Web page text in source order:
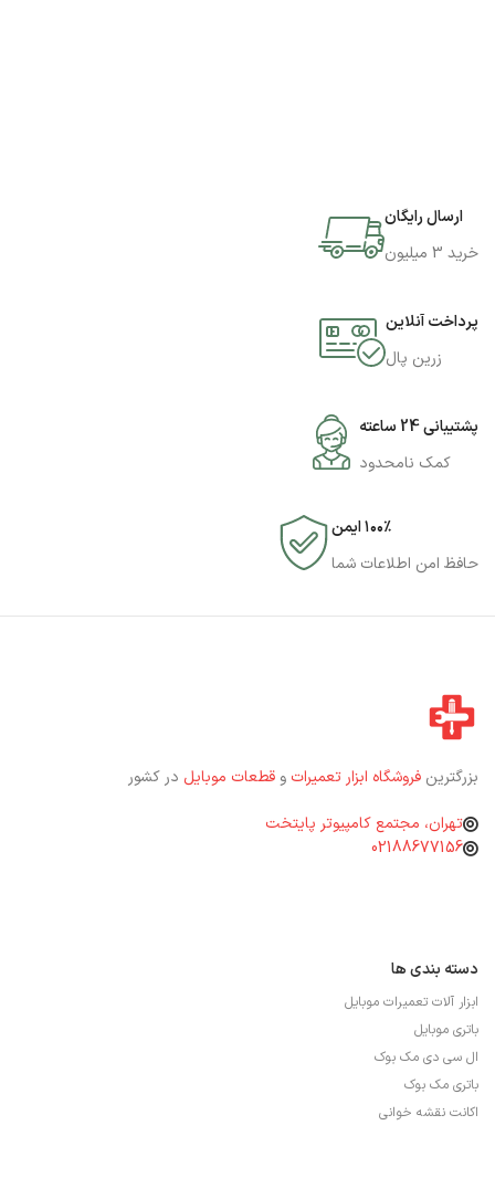
ارسال رایگان
خرید 3 میلیون
پرداخت آنلاین
زرین پال
پشتیبانی 24 ساعته
کمک نامحدود
۱۰۰٪ ایمن
حافظ امن اطلاعات شما
بزرگترین فروشگاه ابزار تعمیرات و قطعات موبایل در کشور
تهران، مجتمع کامپیوتر پایتخت
02188677156
دسته بندی ها
ابزار آلات تعمیرات موبایل
باتری موبایل
ال سی دی مک بوک
باتری مک بوک
اکانت نقشه خوانی